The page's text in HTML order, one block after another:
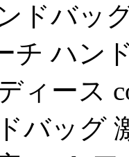
ドバッ
チ ハン
ィース
バッグ